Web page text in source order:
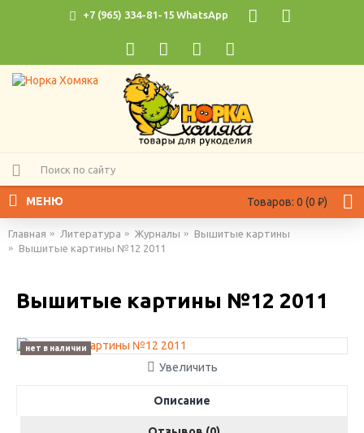
+7 (965) 334-81-15 WhatsApp
Товаров: 0 (0 ₽)
МЕНЮ
Главная Литература Журналы
Вышитые картины
Вышитые картины №12 2011
Вышитые картины №12 2011
нет в наличии
Увеличить
Описание